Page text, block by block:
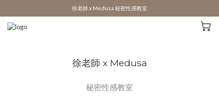
徐老師 x Medusa 秘密性感教室
徐老師 x Medusa
秘密性感教室